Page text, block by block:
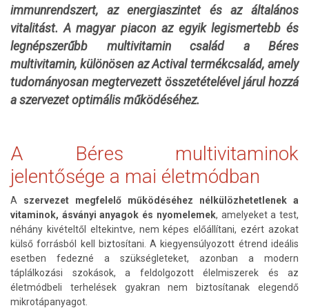
immunrendszert, az energiaszintet és az általános
vitalitást. A magyar piacon az egyik legismertebb és
legnépszerűbb multivitamin család a Béres
multivitamin, különösen az Actival termékcsalád, amely
tudományosan megtervezett összetételével járul hozzá
a szervezet optimális működéséhez.
A Béres multivitaminok
jelentősége a mai életmódban
A szervezet megfelelő működéséhez nélkülözhetetlenek a
vitaminok, ásványi anyagok és nyomelemek, amelyeket a test,
néhány kivételtől eltekintve, nem képes előállítani, ezért azokat
külső forrásból kell biztosítani. A kiegyensúlyozott étrend ideális
esetben fedezné a szükségleteket, azonban a modern
táplálkozási szokások, a feldolgozott élelmiszerek és az
életmódbeli terhelések gyakran nem biztosítanak elegendő
mikrotápanyagot.